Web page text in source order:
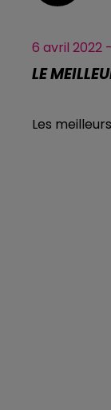
6 avril 2022
LE
Les